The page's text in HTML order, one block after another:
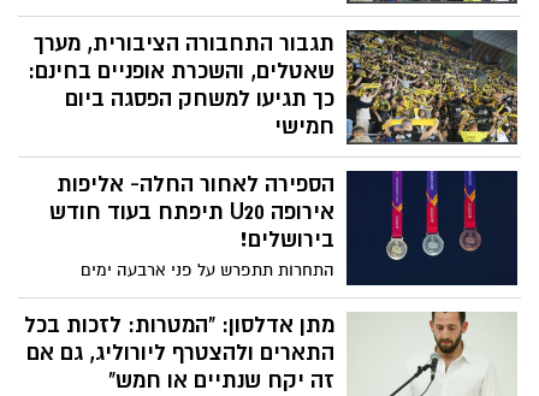
הכדורגל בין הקבוצות בית"ר ירושלים ופאוק
סלוניקי הערב באצטדיון טדי, והנחיות לציבור
האוהדים
תגבור התחבורה הציבורית, מערך
שאטלים, והשכרת אופניים בחינם:
כך תגיעו למשחק הפסגה ביום
חמישי
במסגרת ההיערכות למשחק תפעיל עיריית
ירושלים מערך שטאלים ללא עלות לטובת
האוהדים. השטאלים יופעלו מחניון גן החיות
סיומו. בנוסף, החנייה בחניון בגן-הטכנולוגי
הספירה לאחור החלה- אליפות
אירופה U20 תיפתח בעוד חודש
בירושלים!
התחרות תתפרש על פני ארבעה ימים
בתאריכים 7-10 באוגוסט, כשלמעלה מאלף
אתלטים מ-48 מדינות ברחבי היבשת ייקחו
בה חלק
מתן אדלסון: "המטרות: לזכות בכל
התארים ולהצטרף ליורוליג, גם אם
זה יקח שנתיים או חמש"